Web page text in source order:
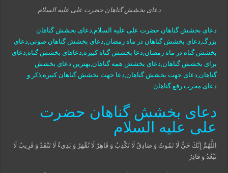
دعای بخشش گناهان حضرت علی علیه السلام
دعای بخشش گناهان حضرت علی علیه السلام,دعای بخشش گناهان
بزرگ,دعای بخشش گناهان در ماه رمضان,دعای بخشش گناهان صوتی,دعای
بخشش گناه در ماه رمضان,دعا بخشش گناه کبیره,دعاهای بخشش گناه,دعای
برای بخشش گناهان,دعای بخشش همه گناهان,بهترین دعای بخشش
گناهان,دعای جهت بخشش گناهان,دعا جهت بخشش گناهان کبیره,ذکر و
دعای مجرب رفع گناهان
دعای بخشش گناهان حضرت
علی علیه السلام
اللَّهُمَّ إِنَّكَ حَيٌّ لَا تَمُوتُ وَ صَادِقٌ لَا تَكْذِبُ وَ قَاهِرٌ لَا تُقْهَرُ وَ بَدِي‏ءٌ لَا تَنْفَدُ وَ قَرِيبٌ لَا
تَبْعُدُ وَ قَادِرٌ